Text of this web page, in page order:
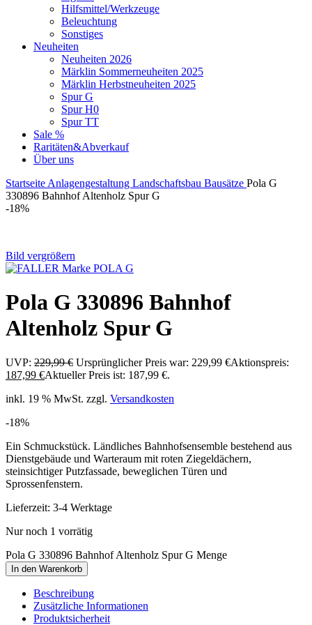
Hilfsmittel/Werkzeuge
Beleuchtung
Sonstiges
Neuheiten
Neuheiten 2026
Märklin Sommerneuheiten 2025
Märklin Herbstneuheiten 2025
Spur G
Spur H0
Spur TT
Sale %
Raritäten&Abverkauf
Über uns
Startseite Anlagengestaltung Landschaftsbau Bausätze Pola G
330896 Bahnhof Altenholz Spur G
-18%
Bild vergrößern
Pola G 330896 Bahnhof
Altenholz Spur G
UVP: 229,99€ Ursprünglicher Preis war: 229,99 €Aktionspreis:
187,99 €Aktueller Preis ist: 187,99 €.
inkl. 19 % MwSt. zzgl. Versandkosten
-18%
Ein Schmuckstück. Ländliches Bahnhofsensemble bestehend aus
Dienstgebäude und Warteraum mit roten Ziegeldächern,
steinsichtiger Putzfassade, beweglichen Türen und
Sprossenfenstern.
Lieferzeit: 3-4 Werktage
Nur noch 1 vorrätig
Pola G 330896 Bahnhof Altenholz Spur G Menge
In den Warenkorb
Beschreibung
Zusätzliche Informationen
Produktsicherheit